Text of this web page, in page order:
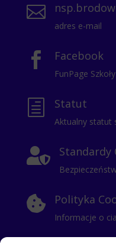

adres e-mail
 Facebook
FunPage Szkoły
h Statut
Aktualny statut
 Standardy
 Polityka
Informacje o